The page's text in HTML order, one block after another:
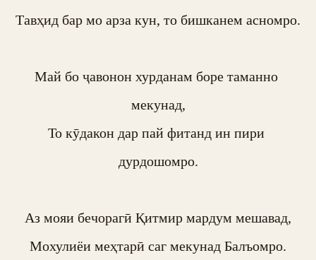
Тавҳид бар мо арза кун, то бишканем асномро.
Май бо ҷавонон хурданам боре таманно
мекунад,
То кӯдакон дар пай фитанд ин пири
дурдошомро.
Аз мояи бечорагӣ Қитмир мардум мешавад,
Мохулиёи меҳтарӣ саг мекунад Балъомро.